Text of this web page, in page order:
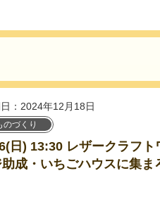
：2024年12月18日
のづくり
日) 13:30 レザークラフト
成・いちごハウスに集ま